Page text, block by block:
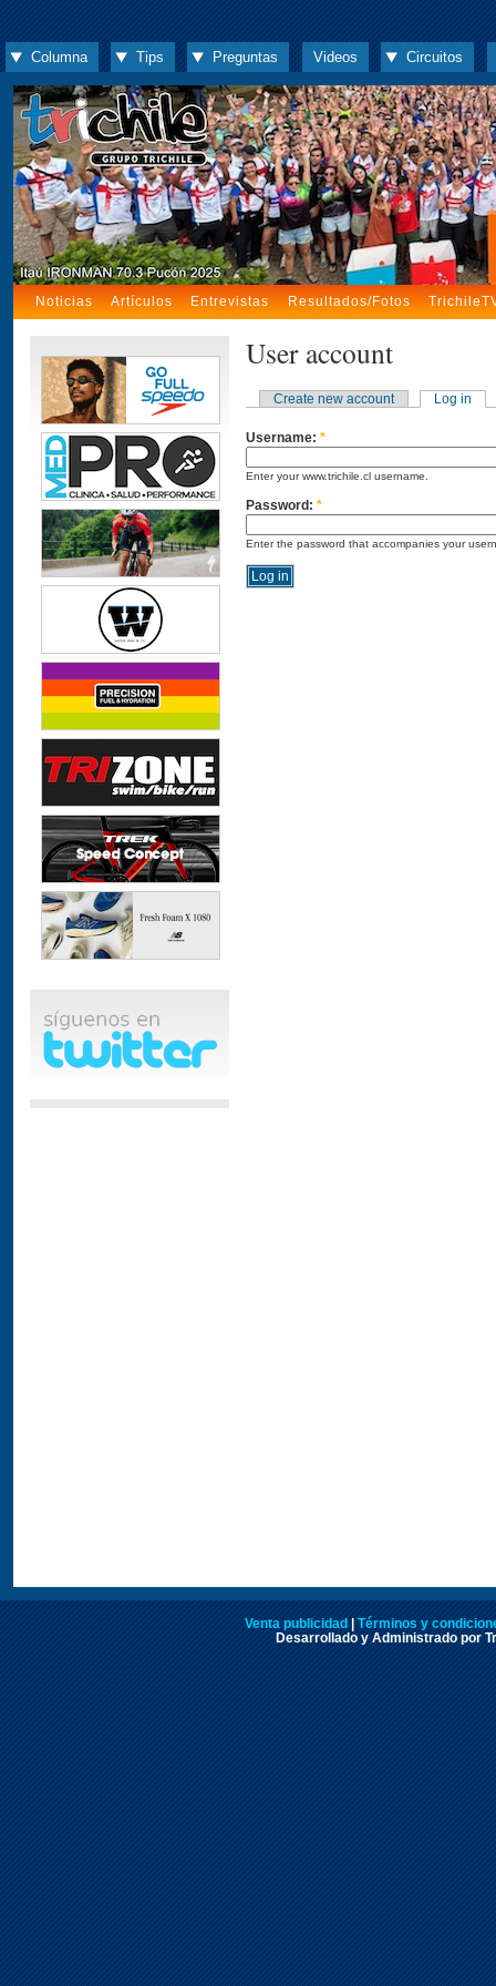
Columna Tips Preguntas Videos Circuitos
Noticias Artículos Entrevistas Resultados/Fotos
User account
Create new account Log in
Username: *
Enter your www.trichile.cl username.
Password: *
Enter the password that accompanies your
Venta publicidad
Términos y
Desarrollado y Administrado por